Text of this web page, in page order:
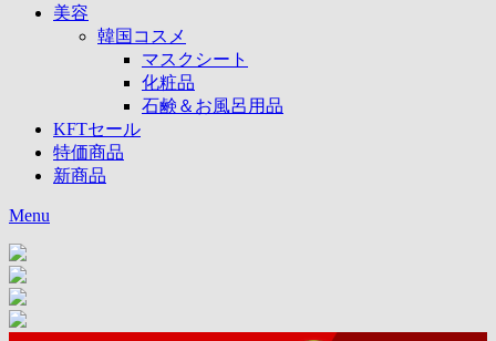
美容
韓国コスメ
マスクシート
化粧品
石鹸＆お風呂用品
KFTセール
特価商品
新商品
Menu